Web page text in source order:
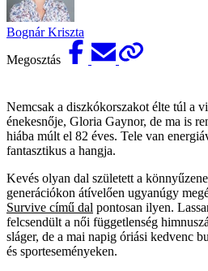
Bognár Kriszta
Megosztás
Nemcsak a diszkókorszakot élte túl a
énekesnője, Gloria Gaynor, de ma is
hiába múlt el 82 éves. Tele van
fantasztikus a hangja.
Kevés olyan dal született a
generációkon átívelően ugyanúgy
Survive című dal pontosan ilyen.
felcsendült a női függetlenség
sláger, de a mai napig óriási kedvenc
és sporteseményeken.